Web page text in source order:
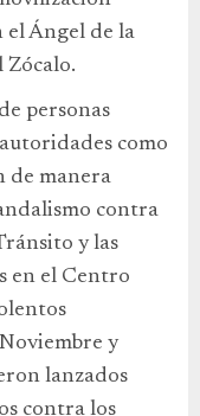
el Ángel de la
Zócalo.
personas
como
de manera
contra
y las
en el Centro
y
lanzados
contra los